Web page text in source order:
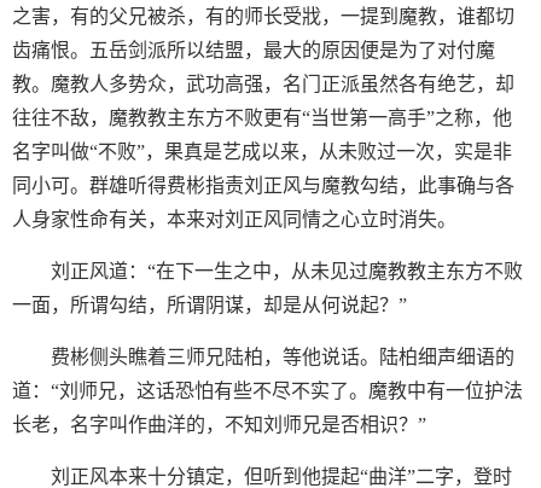
之害，有的父兄被杀，有的师长受戕，一提到魔教，谁都切
齿痛恨。五岳剑派所以结盟，最大的原因便是为了对付魔
教。魔教人多势众，武功高强，名门正派虽然各有绝艺，却
往往不敌，魔教教主东方不败更有“当世第一高手”之称，他
名字叫做“不败”，果真是艺成以来，从未败过一次，实是非
同小可。群雄听得费彬指责刘正风与魔教勾结，此事确与各
人身家性命有关，本来对刘正风同情之心立时消失。
刘正风道：“在下一生之中，从未见过魔教教主东方不败
一面，所谓勾结，所谓阴谋，却是从何说起？”
费彬侧头瞧着三师兄陆柏，等他说话。陆柏细声细语的
道：“刘师兄，这话恐怕有些不尽不实了。魔教中有一位护法
长老，名字叫作曲洋的，不知刘师兄是否相识？”
刘正风本来十分镇定，但听到他提起“曲洋”二字，登时